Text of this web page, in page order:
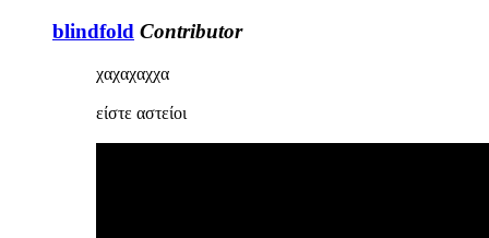
blindfold Contributor
χαχαχαχχα
είστε αστείοι